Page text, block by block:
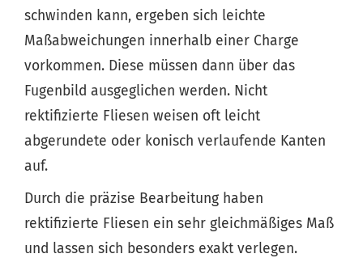
schwinden kann, ergeben sich leichte
Maßabweichungen innerhalb einer Charge
vorkommen. Diese müssen dann über das
Fugenbild ausgeglichen werden. Nicht
rektifizierte Fliesen weisen oft leicht
abgerundete oder konisch verlaufende Kanten
auf.
Durch die präzise Bearbeitung haben
rektifizierte Fliesen ein sehr gleichmäßiges Maß
und lassen sich besonders exakt verlegen.